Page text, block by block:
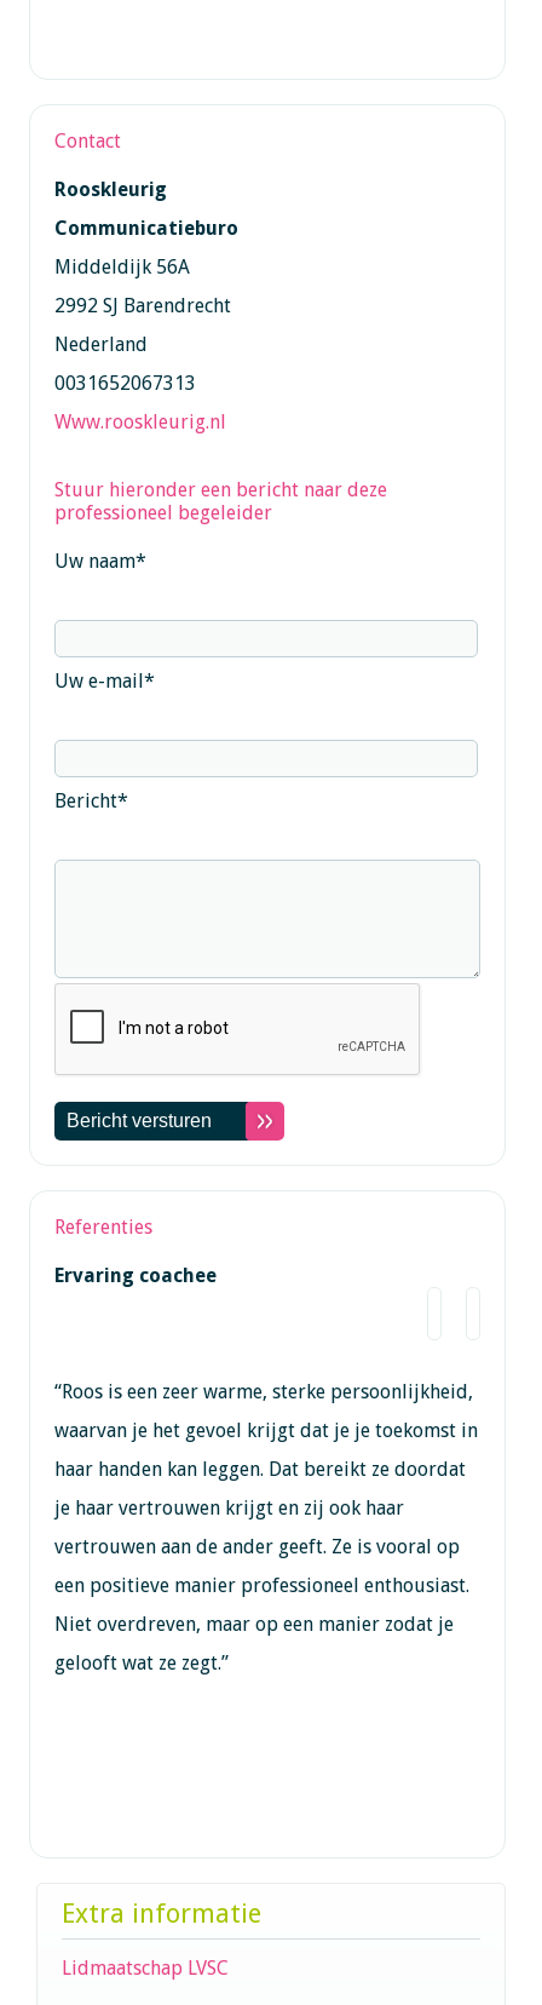
Contact
Rooskleurig
Communicatieburo
Middeldijk 56A
2992 SJ Barendrecht
Nederland
0031652067313
Www.rooskleurig.nl
Stuur hieronder een bericht naar deze
professioneel begeleider
Uw naam*
Uw e-mail*
Bericht*
Referenties
Ervaring coachee
“Roos is een zeer warme, sterke persoonlijkheid,
waarvan je het gevoel krijgt dat je je toekomst in
haar handen kan leggen. Dat bereikt ze doordat
je haar vertrouwen krijgt en zij ook haar
vertrouwen aan de ander geeft. Ze is vooral op
een positieve manier professioneel enthousiast.
Niet overdreven, maar op een manier zodat je
gelooft wat ze zegt.”
Extra informatie
Lidmaatschap LVSC